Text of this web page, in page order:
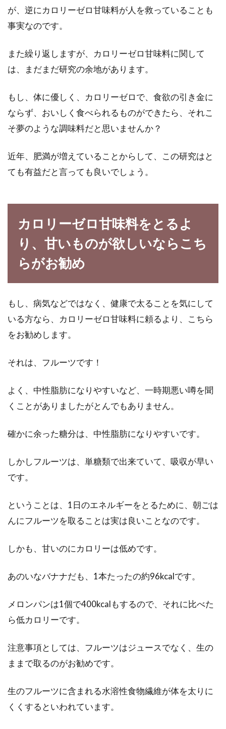
が、逆にカロリーゼロ甘味料が人を救っていることも
事実なのです。
また繰り返しますが、カロリーゼロ甘味料に関して
は、まだまだ研究の余地があります。
もし、体に優しく、カロリーゼロで、食欲の引き金に
ならず、おいしく食べられるものができたら、それこ
そ夢のような調味料だと思いませんか？
近年、肥満が増えていることからして、この研究はと
ても有益だと言っても良いでしょう。
カロリーゼロ甘味料をとるよ
り、甘いものが欲しいならこち
らがお勧め
もし、病気などではなく、健康で太ることを気にして
いる方なら、カロリーゼロ甘味料に頼るより、こちら
をお勧めします。
それは、フルーツです！
よく、中性脂肪になりやすいなど、一時期悪い噂を聞
くことがありましたがとんでもありません。
確かに余った糖分は、中性脂肪になりやすいです。
しかしフルーツは、単糖類で出来ていて、吸収が早い
です。
ということは、1日のエネルギーをとるために、朝ごは
んにフルーツを取ることは実は良いことなのです。
しかも、甘いのにカロリーは低めです。
あのいなバナナだも、1本たったの約96kcalです。
メロンパンは1個で400kcalもするので、それに比べた
ら低カロリーです。
注意事項としては、フルーツはジュースでなく、生の
ままで取るのがお勧めです。
生のフルーツに含まれる水溶性食物繊維が体を太りに
くくするといわれています。